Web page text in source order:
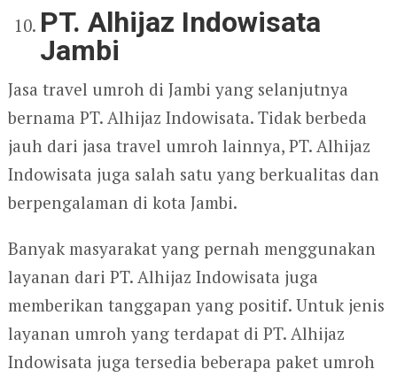
PT. Alhijaz Indowisata
Jambi
Jasa travel umroh di Jambi yang selanjutnya
bernama PT. Alhijaz Indowisata. Tidak berbeda
jauh dari jasa travel umroh lainnya, PT. Alhijaz
Indowisata juga salah satu yang berkualitas dan
berpengalaman di kota Jambi.
Banyak masyarakat yang pernah menggunakan
layanan dari PT. Alhijaz Indowisata juga
memberikan tanggapan yang positif. Untuk jenis
layanan umroh yang terdapat di PT. Alhijaz
Indowisata juga tersedia beberapa paket umroh